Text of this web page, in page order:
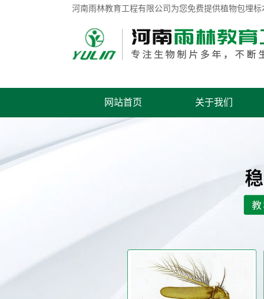
河南雨林教育工程有限公司为您免费提供植物包埋标
网站首页 关于我们